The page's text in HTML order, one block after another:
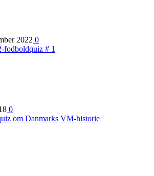
2022 0
fodboldquiz # 1
0
om Danmarks VM-historie